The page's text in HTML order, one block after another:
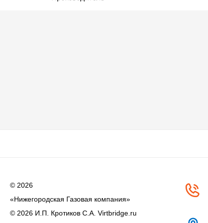
© 2026
«Нижегородская Газовая компания»
© 2026 И.П. Кротиков С.А. Virtbridge.ru